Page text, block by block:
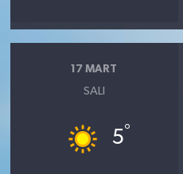
17 MART
SALI
5°